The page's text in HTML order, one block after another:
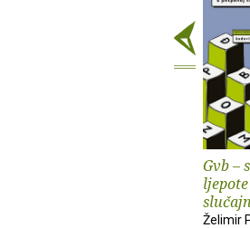
Gvb –
Želimir